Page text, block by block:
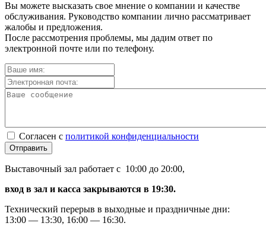
Вы можете высказать свое мнение о компании и качестве
обслуживания. Руководство компании лично рассматривает
жалобы и предложения.
После рассмотрения проблемы, мы дадим ответ по
электронной почте или по телефону.
Согласен с политикой конфиденциальности
Отправить
Выставочный зал работает с 10:00 до 20:00,
вход в зал и касса закрываются в 19:30.
Технический перерыв в выходные и праздничные дни:
13:00 — 13:30, 16:00 — 16:30.